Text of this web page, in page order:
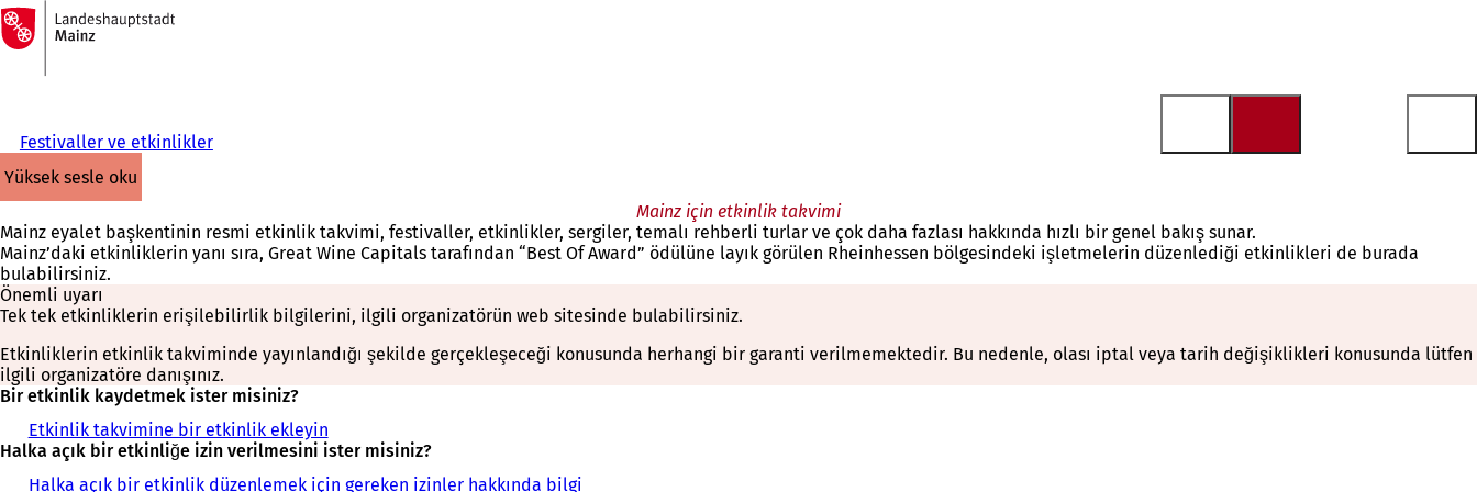
İçeriğe atla
Ana
sayfaya
Festivaller ve etkinlikler
yüksek sesle oku
Mainz için etkinlik takvimi
Mainz eyalet başkentinin resmi etkinlik takvimi, festivaller, etkinlikler, sergiler, temalı rehberli turlar ve çok daha fazlası hakkında hızlı bir genel bakış sunar.
Mainz’daki etkinliklerin yanı sıra, Great Wine Capitals tarafından “Best Of Award” ödülüne layık görülen Rheinhessen bölgesindeki işletmelerin düzenlediği etkinlikleri de burada
bulabilirsiniz.
Önemli uyarı
Tek tek etkinliklerin erişilebilirlik bilgilerini, ilgili organizatörün web sitesinde bulabilirsiniz.
Etkinliklerin etkinlik takviminde yayınlandığı şekilde gerçekleşeceği konusunda herhangi bir garanti verilmemektedir. Bu nedenle, olası iptal veya tarih değişiklikleri konusunda lütfen
ilgili organizatöre danışınız.
Bir etkinlik kaydetmek ister misiniz?
Etkinlik takvimine bir etkinlik ekleyin
Halka açık bir etkinliğe izin verilmesini ister misiniz?
Halka açık bir etkinlik düzenlemek için gereken izinler hakkında bilgi